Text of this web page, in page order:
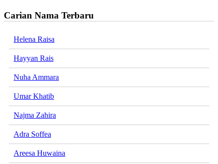
Carian Nama Terbaru
Helena Raisa
Hayyan Rais
Nuha Ammara
Umar Khatib
Najma Zahira
Adra Soffea
Areesa Huwaina